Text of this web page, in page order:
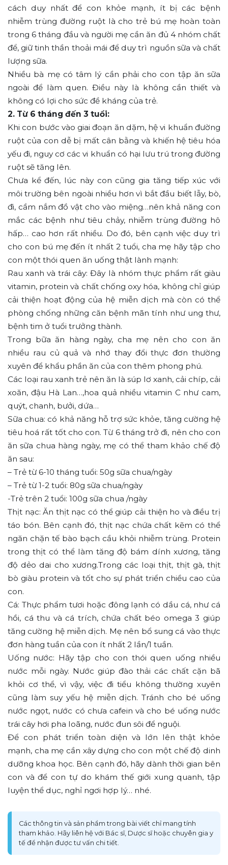
cách duy nhất để con khỏe mạnh, ít bị các bệnh
nhiễm trùng đường ruột là cho trẻ bú mẹ hoàn toàn
trong 6 tháng đầu và người mẹ cần ăn đủ 4 nhóm chất
để, giữ tinh thần thoải mái để duy trì nguồn sữa và chất
lượng sữa.
Nhiều bà mẹ có tâm lý cần phải cho con tập ăn sữa
ngoài để làm quen. Điều này là không cần thiết và
không có lợi cho sức đề kháng của trẻ.
2. Từ 6 tháng đến 3 tuổi:
Khi con bước vào giai đoạn ăn dặm, hệ vi khuẩn đường
ruột của con dễ bị mất cân bằng và khiến hệ tiêu hóa
yếu đi, nguy cơ các vi khuẩn có hại lưu trú trong đường
ruột sẽ tăng lên.
Chưa kể đến, lúc này con cũng gia tăng tiếp xúc với
môi trường bên ngoài nhiều hơn vì bắt đầu biết lẫy, bò,
đi, cầm nắm đồ vật cho vào miệng…nên khả năng con
mắc các bệnh như tiêu chảy, nhiễm trùng đường hô
hấp… cao hơn rất nhiều. Do đó, bên cạnh việc duy trì
cho con bú mẹ đến ít nhất 2 tuổi, cha mẹ hãy tập cho
con một thói quen ăn uống thật lành mạnh:
Rau xanh và trái cây: Đây là nhóm thực phẩm rất giàu
vitamin, protein và chất chống oxy hóa, không chỉ giúp
cải thiện hoạt động của hệ miễn dịch mà còn có thể
phòng chống những căn bệnh mãn tính như ung thư,
bệnh tim ở tuổi trưởng thành.
Trong bữa ăn hàng ngày, cha mẹ nên cho con ăn
nhiều rau củ quả và nhớ thay đổi thực đơn thường
xuyên để khẩu phần ăn của con thêm phong phú.
Các loại rau xanh trẻ nên ăn là súp lơ xanh, cải chíp, cải
xoăn, đậu Hà Lan…,hoa quả nhiều vitamin C như cam,
quýt, chanh, bưởi, dứa…
Sữa chua: có khả năng hỗ trợ sức khỏe, tăng cường hệ
tiêu hoá rất tốt cho con. Từ 6 tháng trở đi, nên cho con
ăn sữa chua hàng ngày, mẹ có thể tham khảo chế độ
ăn sau:
– Trẻ từ 6-10 tháng tuổi: 50g sữa chua/ngày
– Trẻ từ 1-2 tuổi: 80g sữa chua/ngày
-Trẻ trên 2 tuổi: 100g sữa chua /ngày
Thịt nạc: Ăn thịt nạc có thể giúp cải thiện ho và điều trị
táo bón. Bên cạnh đó, thịt nạc chứa chất kẽm có thể
ngăn chặn tế bào bạch cầu khỏi nhiễm trùng. Protein
trong thịt có thể làm tăng độ bám dính xương, tăng
độ dẻo dai cho xương.Trong các loại thịt, thịt gà, thịt
bò giàu protein và tốt cho sự phát triển chiều cao của
con.
Cá: Thực phẩm tươi hoặc đông lạnh có dầu cá, như cá
hồi, cá thu và cá trích, chứa chất béo omega 3 giúp
tăng cường hệ miễn dịch. Mẹ nên bổ sung cá vào thực
đơn hàng tuần của con ít nhất 2 lần/1 tuần.
Uống nước: Hãy tập cho con thói quen uống nhiều
nước mỗi ngày. Nước giúp đào thải các chất cặn bã
khỏi cơ thể, vì vậy, việc đi tiểu không thường xuyên
cũng làm suy yếu hệ miễn dịch. Tránh cho bé uống
nước ngọt, nước có chưa cafein và cho bé uống nước
trái cây hơi pha loãng, nước đun sôi để nguội.
Để con phát triển toàn diện và lớn lên thật khỏe
mạnh, cha mẹ cần xây dựng cho con một chế độ dinh
dưỡng khoa học. Bên cạnh đó, hãy dành thời gian bên
con và để con tự do khám thế giới xung quanh, tập
luyện thể dục, nghỉ ngơi hợp lý… nhé.
Các thông tin và sản phẩm trong bài viết chỉ mang tính
tham khảo. Hãy liên hệ với Bác sĩ, Dược sĩ hoặc chuyên gia y
tế để nhận được tư vấn chi tiết.